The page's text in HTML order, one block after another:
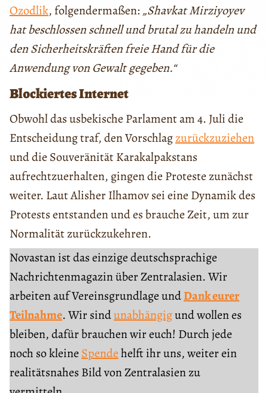
Ozodlik, folgendermaßen: „Shavkat Mirziyoyev
hat beschlossen schnell und brutal zu handeln und
den Sicherheitskräften freie Hand für die
Anwendung von Gewalt gegeben.“
Blockiertes Internet
Obwohl das usbekische Parlament am 4. Juli die
Entscheidung traf, den Vorschlagzurückzuziehen
und die Souveränität Karakalpakstans
aufrechtzuerhalten, gingen die Proteste zunächst
weiter. Laut Alisher Ilhamov sei eine Dynamik des
Protests entstanden und es brauche Zeit, um zur
Normalität zurückzukehren.
Novastan ist das einzige deutschsprachige
Nachrichtenmagazin über Zentralasien. Wir
arbeiten auf Vereinsgrundlage undDank eurer
Teilnahme. Wir sindunabhängigund wollen es
bleiben, dafür brauchen wir euch! Durch jede
noch so kleine Spendehelft ihr uns, weiter ein
realitätsnahes Bild von Zentralasien zu